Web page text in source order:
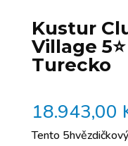
Kustur
Village
Turecko
18.943,00
Tento